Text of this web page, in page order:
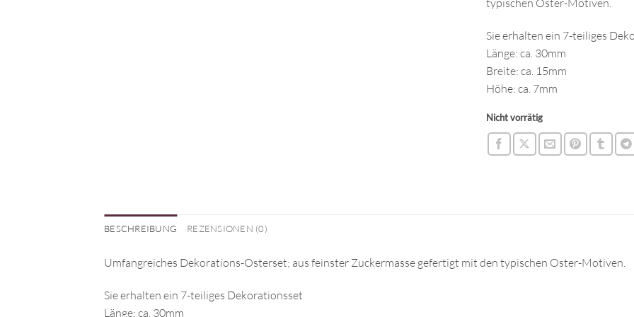
Sie erhalten ein 7-teiliges
Länge: ca. 30mm
Breite: ca. 15mm
Höhe: ca. 7mm
Nicht vorrätig
BESCHREIBUNG REZENSIONEN (0)
Umfangreiches Dekorations-Osterset; aus feinster Zuckermasse gefertigt mit den typischen Oster-Motiven.
Sie erhalten ein 7-teiliges Dekorationsset
Länge: ca. 30mm